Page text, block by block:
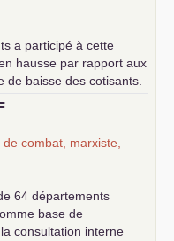
a participé à cette
hausse par rapport aux
de baisse des cotisants.
de combat, marxiste,
64 départements
base de
consultation interne